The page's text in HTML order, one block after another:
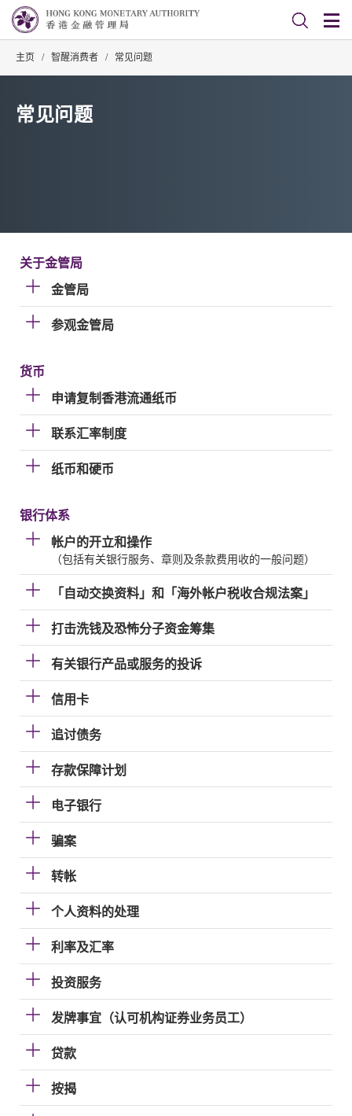
主页 / 智醒消费者 / 常见问题
常见问题
关于金管局
金管局
参观金管局
货币
申请复制香港流通纸币
联系汇率制度
纸币和硬币
银行体系
帐户的开立和操作
（包括有关银行服务、章则及条款费用收的一般问题）
「自动交换资料」和「海外帐户税收合规法案」
打击洗钱及恐怖分子资金筹集
有关银行产品或服务的投诉
信用卡
追讨债务
存款保障计划
电子银行
骗案
转帐
个人资料的处理
利率及汇率
投资服务
发牌事宜（认可机构证券业务员工）
贷款
按揭